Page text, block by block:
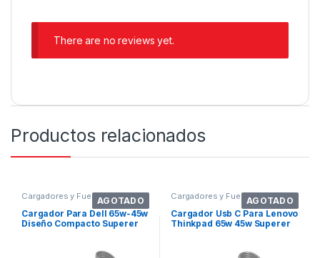
There are no reviews yet.
Productos relacionados
AGOTADO
Cargadores y Fuentes
Cargador Para Dell 65w-45w
Diseño Compacto Superer
AGOTADO
Cargadores y Fuentes
Cargador Usb C Para Lenovo
Thinkpad 65w 45w Superer